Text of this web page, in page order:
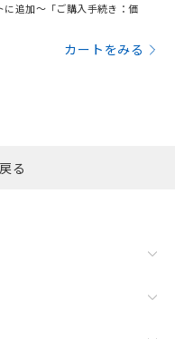
追加～「ご購入手続き：価
カートをみる
る